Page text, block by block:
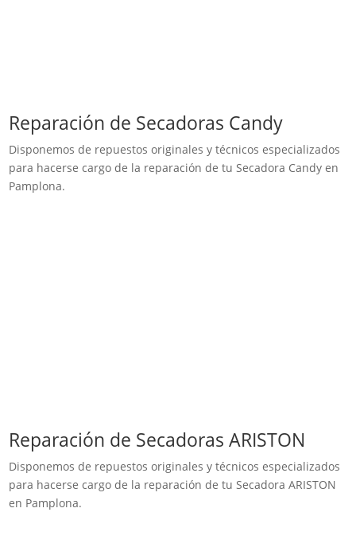
Reparación de Secadoras Candy
Disponemos de repuestos originales y técnicos especializados
para hacerse cargo de la reparación de tu Secadora Candy en
Pamplona.
Reparación de Secadoras ARISTON
Disponemos de repuestos originales y técnicos especializados
para hacerse cargo de la reparación de tu Secadora ARISTON
en Pamplona.